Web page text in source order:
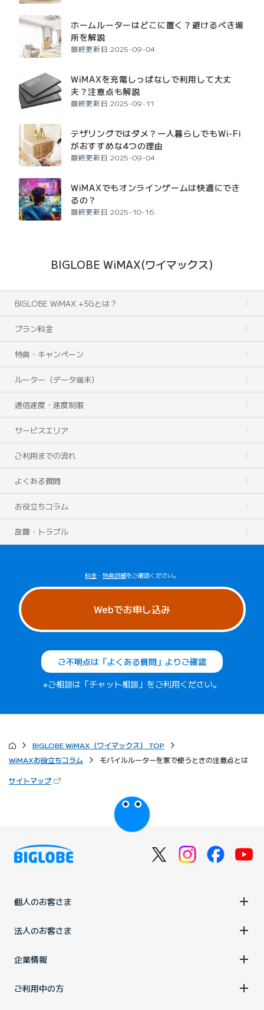
ホームルーターはどこに置く？避けるべき場
所を解説
最終更新日:2025-09-04
WiMAXを充電しっぱなしで利用して大丈
夫？注意点も解説
最終更新日:2025-09-11
テザリングではダメ？一人暮らしでもWi-Fi
がおすすめな4つの理由
最終更新日:2025-09-04
WiMAXでもオンラインゲームは快適にでき
るの？
最終更新日:2025-10-16
BIGLOBE WiMAX(ワイマックス)
BIGLOBE WiMAX +5Gとは？
プラン料金
特典・キャンペーン
ルーター（データ端末）
通信速度・速度制限
サービスエリア
ご利用までの流れ
よくある質問
お役立ちコラム
故障・トラブル
料金 ・ 特典詳細をご確認ください。
Webでお申し込み
ご不明点は「よくある質問」よりご確認
※ご相談は「チャット相談」をご利用ください。
BIGLOBE WiMAX（ワイマックス） TOP
WiMAXお役立ちコラム
モバイルルーターを家で使うときの注意点とは
サイトマップ（新しいタブで開きます）
個人のお客さま
法人のお客さま
企業情報
ご利用中の方